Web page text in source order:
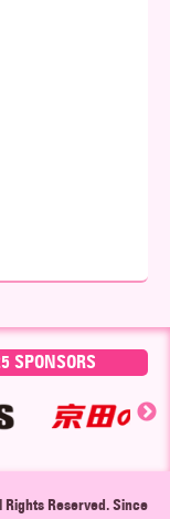
SPONSORS
Rights Reserved. Since